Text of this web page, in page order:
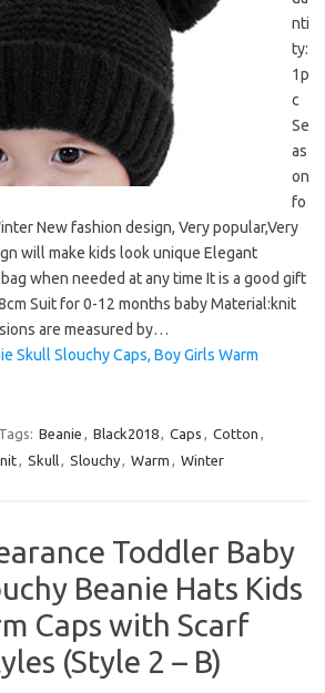
nti
ty:
1p
c
Se
as
on
fo
New fashion design, Very popular,Very
will make kids look unique Elegant
when needed at any time It is a good gift
Suit for 0-12 months baby Material:knit
are measured by…
Skull Slouchy Caps, Boy Girls Warm
Tags: Beanie , Black2018, Caps , Cotton ,
, Skull, Slouchy, Warm , Winter
Toddler Baby
Beanie Hats Kids
Caps with Scarf
(Style 2 – B)